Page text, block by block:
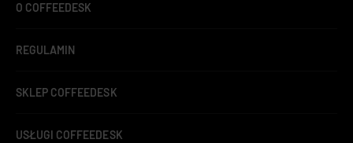
O COFFEEDESK
REGULAMIN
SKLEP COFFEEDESK
USŁUGI COFFEEDESK